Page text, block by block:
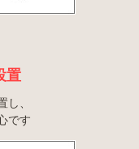
置
し、
です